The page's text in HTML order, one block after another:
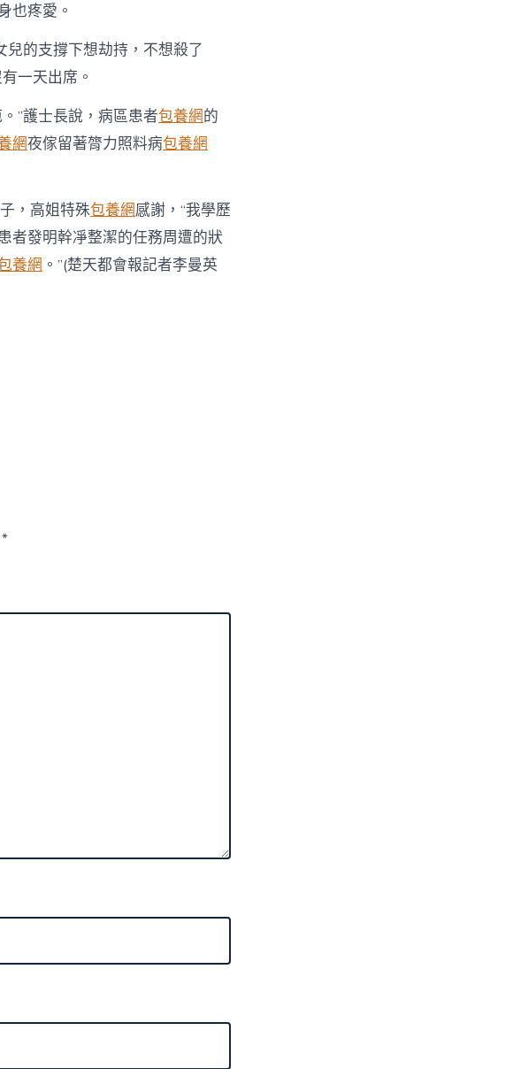
也疼愛。
兒的支撐下想劫持，不想殺了
一天出席。
”護士長說，病區患者包養網的
網夜傢留著膂力照料病包養網
，高姐特殊包養網感謝，“我學歷
者發明幹凈整潔的任務周遭的狀
養網 。”(楚天都會報記者李曼英
*